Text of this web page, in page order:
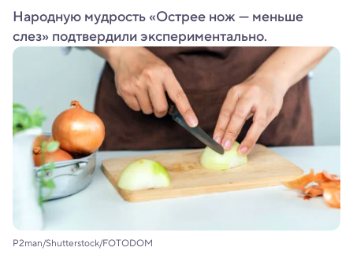
Народную мудрость «Острее нож — меньше
слез» подтвердили экспериментально.
P2man/Shutterstock/FOTODOM